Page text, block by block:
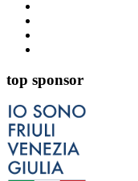
top sponsor